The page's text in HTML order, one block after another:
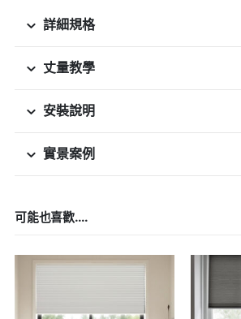
詳細規格
丈量教學
安裝說明
實景案例
可能也喜歡....